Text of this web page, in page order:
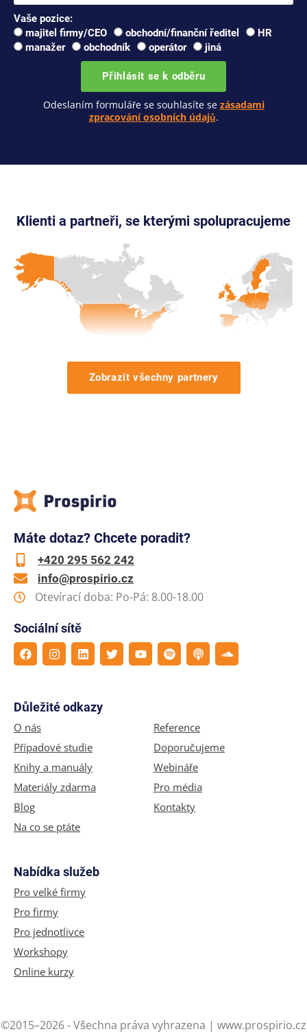
Vaše pozice:
majitel firmy/CEO
obchodní/finanční ředitel
HR
manažer
obchodník operátor jiná
Přihlásit se k odběru
Odeslaním formuláře se souhlasíte se zásadami
zpracování osobních údajů.
Klienti a partneři, se kterými spolupracujeme
Zobrazit všechny partnery
Máte dotaz? Chcete poradit?
+420 295 562 242
info@prospirio.cz
Otevírací doba: Po-Pá: 8.00-18.00
Sociální sítě
Důležité odkazy
O nás
Případové studie
Knihy a manuály
Materiály zdarma
Blog
Na co se ptáte
Reference
Doporučujeme
Webináře
Pro média
Kontakty
Nabídka služeb
Pro velké firmy
Pro firmy
Pro jednotlivce
Workshopy
Online kurzy
©2015–2026 - Všechna práva vyhrazena | www.prospirio.cz